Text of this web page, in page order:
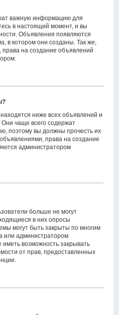
важную информацию для
в настоящий момент, и вы
Объявления появляются
в котором они созданы. Так же,
на создание объявлений
ниже всех объявлений и
Они чаще всего содержат
поэтому вы должны прочесть их
права на создание
администратором
больше не могут
в них опросы
могут быть закрыты по многим
или администратором
возможность закрывать
от прав, предоставленных